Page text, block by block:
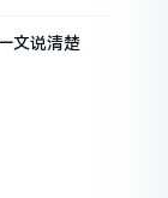
文说清楚